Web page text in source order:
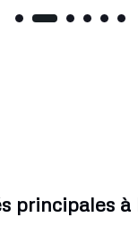
principales à